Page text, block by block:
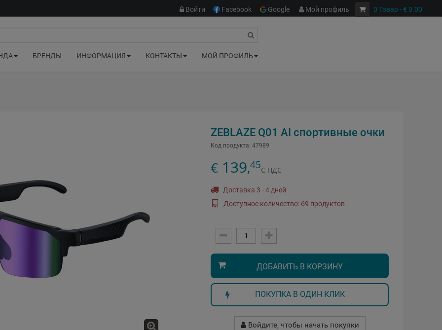
0 Товар - € 0.00
Войти Facebook Google Мой профиль
БРЕНДЫ ИНФОРМАЦИЯ КОНТАКТЫ МОЙ ПРОФИЛЬ
ZEBLAZE Q01 AI спортивные очки
Код продукта: 47989
€ 139,45С НДС
Доставка 3 - 4 дней
Доступное количество: 69 продуктов
ДОБАВИТЬ В КОРЗИНУ
ПОКУПКА В ОДИН КЛИК
Войдите, чтобы начать покупки